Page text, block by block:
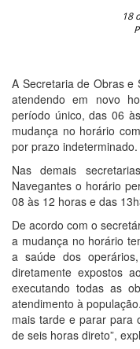
18
A Secretaria de Obras e
atendendo em novo
período único, das 06
mudança no horário
por prazo indeterminado.
Nas demais
Navegantes o horário
08 às 12 horas e das
De acordo com o
a mudança no horário
a saúde dos
diretamente expostos
executando todas as
atendimento à
mais tarde e parar para
de seis horas direto”,